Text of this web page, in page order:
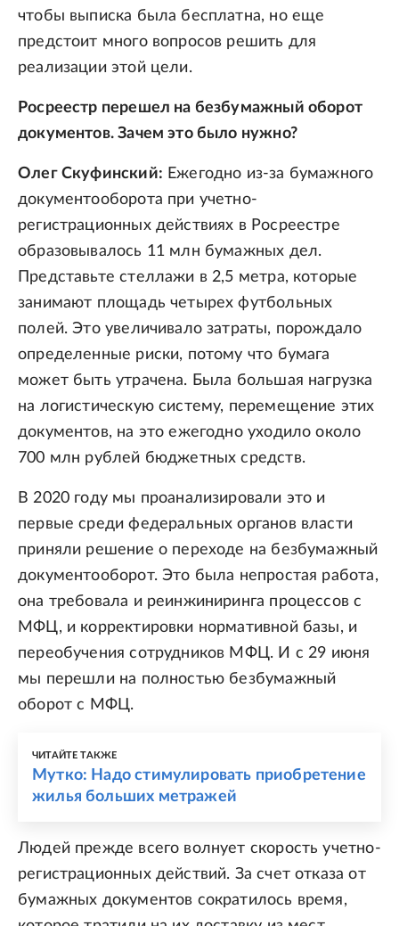
чтобы выписка была бесплатна, но еще
предстоит много вопросов решить для
реализации этой цели.
Росреестр перешел на безбумажный оборот
документов. Зачем это было нужно?
Олег Скуфинский: Ежегодно из-за бумажного
документооборота при учетно-
регистрационных действиях в Росреестре
образовывалось 11 млн бумажных дел.
Представьте стеллажи в 2,5 метра, которые
занимают площадь четырех футбольных
полей. Это увеличивало затраты, порождало
определенные риски, потому что бумага
может быть утрачена. Была большая нагрузка
на логистическую систему, перемещение этих
документов, на это ежегодно уходило около
700 млн рублей бюджетных средств.
В 2020 году мы проанализировали это и
первые среди федеральных органов власти
приняли решение о переходе на безбумажный
документооборот. Это была непростая работа,
она требовала и реинжиниринга процессов с
МФЦ, и корректировки нормативной базы, и
переобучения сотрудников МФЦ. И с 29 июня
мы перешли на полностью безбумажный
оборот с МФЦ.
ЧИТАЙТЕ ТАКЖЕ
Мутко: Надо стимулировать приобретение
жилья больших метражей
Людей прежде всего волнует скорость учетно-
регистрационных действий. За счет отказа от
бумажных документов сократилось время,